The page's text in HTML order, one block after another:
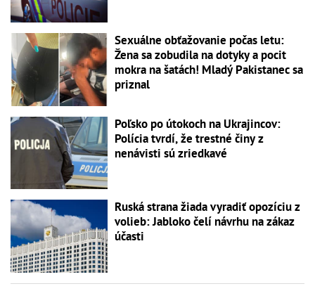
Sexuálne obťažovanie počas letu:
Žena sa zobudila na dotyky a pocit
mokra na šatách! Mladý Pakistanec sa
priznal
Poľsko po útokoch na Ukrajincov:
Polícia tvrdí, že trestné činy z
nenávisti sú zriedkavé
Ruská strana žiada vyradiť opozíciu z
volieb: Jabloko čelí návrhu na zákaz
účasti